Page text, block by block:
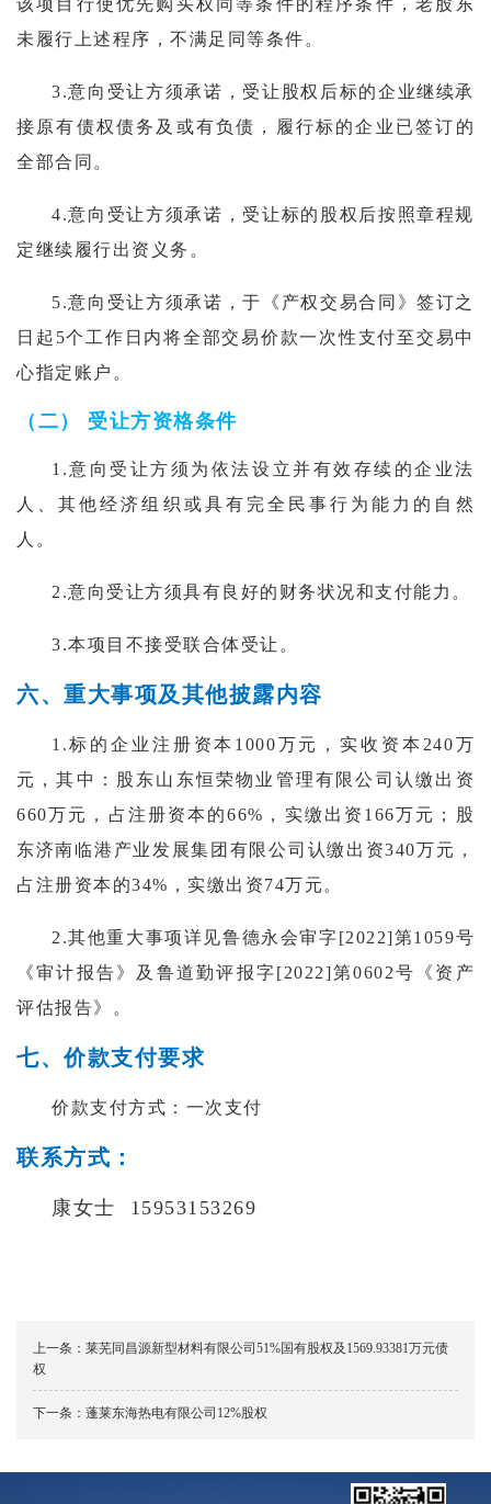
该项目行使优先购买权同等条件的程序条件，老股东
未履行上述程序，不满足同等条件。
3.意向受让方须承诺，受让股权后标的企业继续承
接原有债权债务及或有负债，履行标的企业已签订的
全部合同。
4.意向受让方须承诺，受让标的股权后按照章程规
定继续履行出资义务 。
5.意向受让方须承诺，于《产权交易合同》签订之
日起5个工作日内将全部交易价款一次性支付至交易中
心指定账户。
（二） 受让方资格条件
1.意向受让方须为依法设立并有效存续的企业法
人、其他经济组织或具有完全民事行为能力的自然
人。
2.意向受让方须具有良好的财务状况和支付能力。
3.本项目不接受联合体受让。
六、重大事项及其他披露内容
1.标的企业注册资本1000万元，实收资本240万
元，其中：股东山东恒荣物业管理有限公司认缴出资
660万元，占注册资本的66%，实缴出资166万元；股
东济南临港产业发展集团有限公司认缴出资340万元，
占注册资本的34%，实缴出资74万元。
2.其他重大事项详见鲁德永会审字[2022]第1059号
《审计报告》及鲁道勤评报字[2022]第0602号《资产
评估报告》。
七、价款支付要求
价款支付方式：一次支付
联系方式：
康女士 15953153269
上一条： 莱芜同昌源新型材料有限公司51%国有股权及1569.93381万元债
权
下一条： 蓬莱东海热电有限公司12%股权